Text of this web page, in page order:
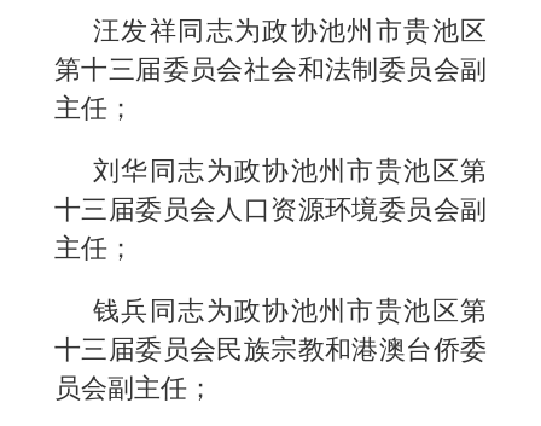
汪发祥同志为政协池州市贵池区
第十三届委员会社会和法制委员会副
主任；
刘华同志为政协池州市贵池区第
十三届委员会人口资源环境委员会副
主任；
钱兵同志为政协池州市贵池区第
十三届委员会民族宗教和港澳台侨委
员会副主任；